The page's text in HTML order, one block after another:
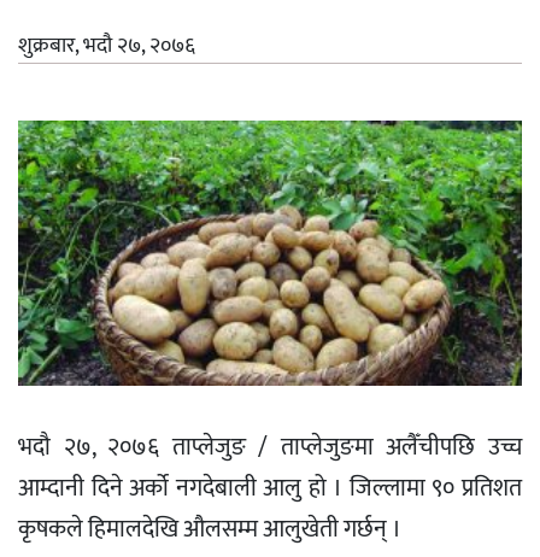
शुक्रबार, भदौ २७, २०७६
भदौ २७, २०७६ ताप्लेजुङ / ताप्लेजुङमा अलैँचीपछि उच्च
आम्दानी दिने अर्को नगदेबाली आलु हो । जिल्लामा ९० प्रतिशत
कृषकले हिमालदेखि औलसम्म आलुखेती गर्छन् ।